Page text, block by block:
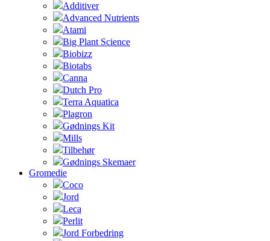
Additiver
Advanced Nutrients
Atami
Big Plant Science
Biobizz
Biotabs
Canna
Dutch Pro
Terra Aquatica
Plagron
Gødnings Kit
Mills
Tilbehør
Gødnings Skemaer
Gromedie
Coco
Jord
Leca
Perlit
Jord Forbedring